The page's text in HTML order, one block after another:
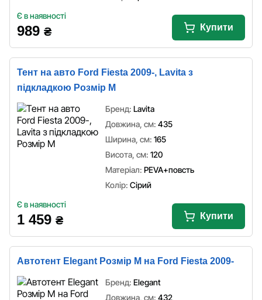
Є в наявності
989 ₴ Купити
Тент на авто Ford Fiesta 2009-, Lavita з
підкладкою Розмір M
Бренд: Lavita
Довжина, см: 435
Ширина, см: 165
Висота, см: 120
Матеріал: PEVA+повсть
Колір: Сірий
Є в наявності
1 459 ₴ Купити
Автотент Elegant Розмір M на Ford Fiesta 2009-
Бренд: Elegant
Довжина, см: 432